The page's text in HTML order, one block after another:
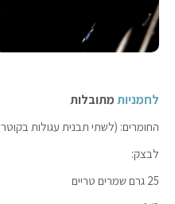
לחמניותמתובלות
החומרים: (לשתי תבנית עגולות בקוטר 24-25 ס"מ)
לבצק:
25 גרם שמרים טריים